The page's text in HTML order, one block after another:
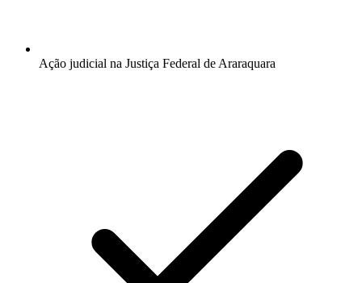
Ação judicial na Justiça Federal de Araraquara